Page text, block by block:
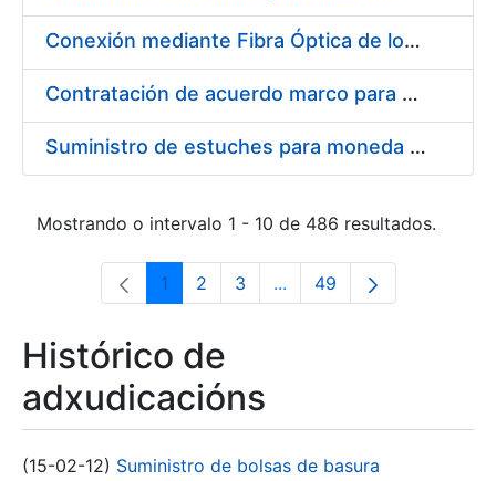
Conexión mediante Fibra Óptica de los Centros de Proceso de Datos (CPDs) de las sedes de la FNMT-RCM de Burgos y Madrid
Contratación de acuerdo marco para el Suministro de Material de Electricidad para la Fábrica Nacional de Moneda y Timbre-Real Casa de la Moneda en su centro de trabajo de Burgos
Suministro de estuches para moneda de 30 €
Mostrando o intervalo 1 - 10 de 486 resultados.
Páxina
1 Páxina
2 Páxina
3 ...Páxinas intermedias Use
Páxina
49
Histórico de
adxudicacións
(15-02-12) Suministro de bolsas de basura